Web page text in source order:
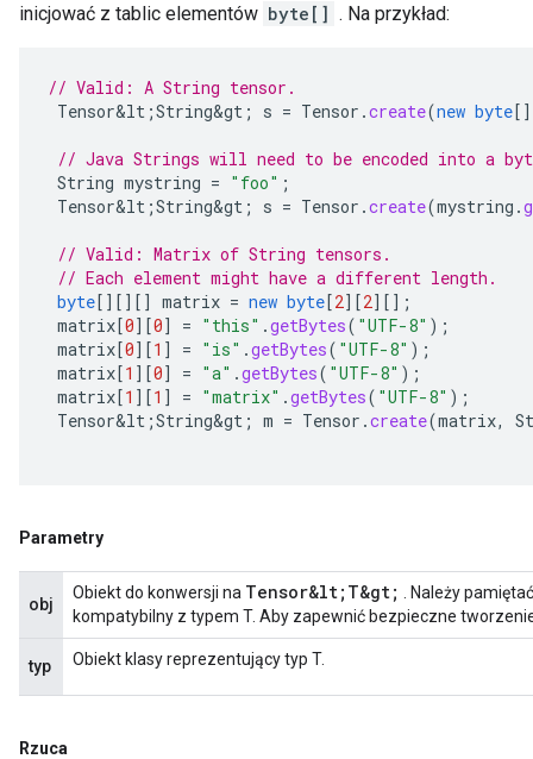
inicjować z tablic elementów byte[] . Na przykład:
// Valid: A String tensor.
Tensor&lt ;String&gt ; s = Tensor .create(new byte[]
// Java Strings will need to be encoded into a
String mystring = "foo" ;
Tensor&lt ;String&gt ; s = Tensor .create(mystring .
// Valid: Matrix of String tensors.
// Each element might have a different length.
byte[][][] matrix = new byte[2][2][] ;
matrix[0][0] = "this" .getBytes( "UTF-8" );
matrix[0][1 ] = "is" .getBytes( "UTF-8" );
matrix[1 ][0] = "a" .getBytes( "UTF-8" );
matrix[1 ][1 ] = "matrix" .getBytes( "UTF-8" );
Tensor&lt ;String&gt ; m = Tensor .create(matrix,
Parametry
obj
Obiekt do konwersji na Tensor&lt;T&gt;
. Należy
kompatybilny z typem T. Aby zapewnić bezpieczne
typ Obiekt klasy reprezentujący typ T.
Rzuca